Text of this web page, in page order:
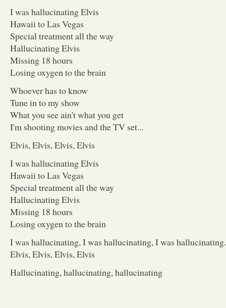
I was hallucinating Elvis
Hawaii to Las Vegas
Special treatment all the way
Hallucinating Elvis
Missing 18 hours
Losing oxygen to the brain
Whoever has to know
Tune in to my show
What you see ain't what you get
I'm shooting movies and the TV set...
Elvis, Elvis, Elvis, Elvis
I was hallucinating Elvis
Hawaii to Las Vegas
Special treatment all the way
Hallucinating Elvis
Missing 18 hours
Losing oxygen to the brain
I was hallucinating, I was hallucinating, I was
Elvis, Elvis, Elvis, Elvis
Hallucinating, hallucinating, hallucinating